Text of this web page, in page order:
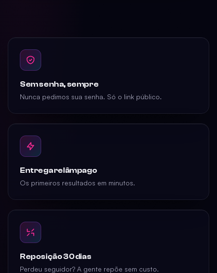
Sem senha, sempre
Nunca pedimos sua senha. Só o link público.
Entrega relâmpago
Os primeiros resultados em minutos.
Reposição 30 dias
Perdeu seguidor? A gente repõe sem custo.